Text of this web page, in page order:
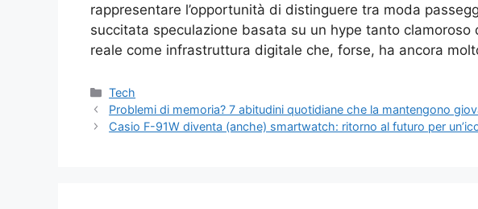
rappresentare l’opportunità di distinguere tra moda
succitata speculazione basata su un hype tanto clamoroso
reale come infrastruttura digitale che, forse, ha ancora
Categorie
Tech
Problemi di memoria? 7 abitudini quotidiane che la mantengono
Casio F-91W diventa (anche) smartwatch: ritorno al futuro per